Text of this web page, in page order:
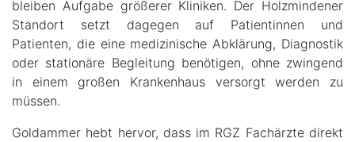
bleiben Aufgabe größerer Kliniken. Der Holzmindener
Standort setzt dagegen auf Patientinnen und
Patienten, die eine medizinische Abklärung, Diagnostik
oder stationäre Begleitung benötigen, ohne zwingend
in einem großen Krankenhaus versorgt werden zu
müssen.
Goldammer hebt hervor, dass im RGZ Fachärzte direkt